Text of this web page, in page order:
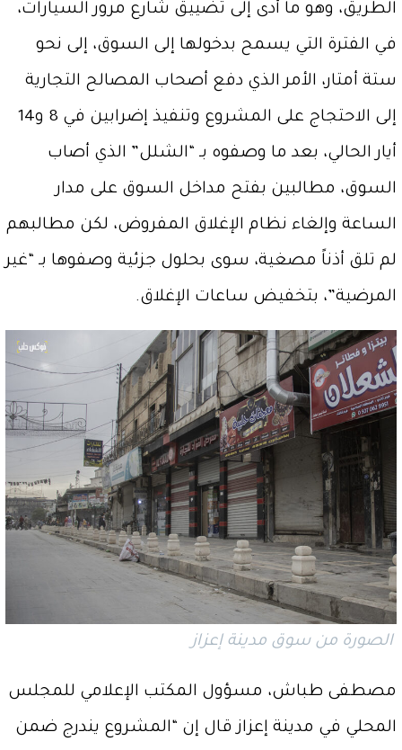
الطريق، وهو ما أدى إلى تضييق شارع مرور السيارات،
في الفترة التي يسمح بدخولها إلى السوق، إلى نحو
ستة أمتار، الأمر الذي دفع أصحاب المصالح التجارية
إلى الاحتجاج على المشروع وتنفيذ إضرابين في 8 و14
أيار الحالي، بعد ما وصفوه بـ “الشلل” الذي أصاب
السوق، مطالبين بفتح مداخل السوق على مدار
الساعة وإلغاء نظام الإغلاق المفروض، لكن مطالبهم
لم تلق أذناً مصغية، سوى بحلول جزئية وصفوها بـ “غير
المرضية”، بتخفيض ساعات الإغلاق.
الصورة من سوق مدينة إعزاز
مصطفى طباش، مسؤول المكتب الإعلامي للمجلس
المحلي في مدينة إعزاز قال إن “المشروع يندرج ضمن